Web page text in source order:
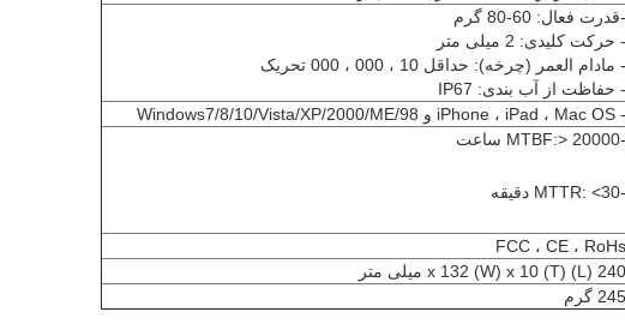
-قدرت فعال: 60-80 گرم
- حرکت کلیدی: 2 میلی متر
- مادام العمر (چرخه): حداقل 10 ، 000 ، 000 تحریک
- حفاظت از آب بندی: IP67
- iPhone ، iPad ، Mac OS و Windows7/8/10/Vista/XP/2000/ME/98
-MTBF:> 20000 ساعت
-MTTR: ​​<30 دقیقه
FCC ، CE ، RoHs
240 (L) x 132 (W) x 10 (T) میلی متر
245 گرم